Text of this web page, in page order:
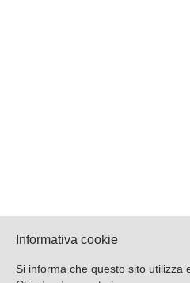
Informativa cookie
Si informa che questo sito utilizza